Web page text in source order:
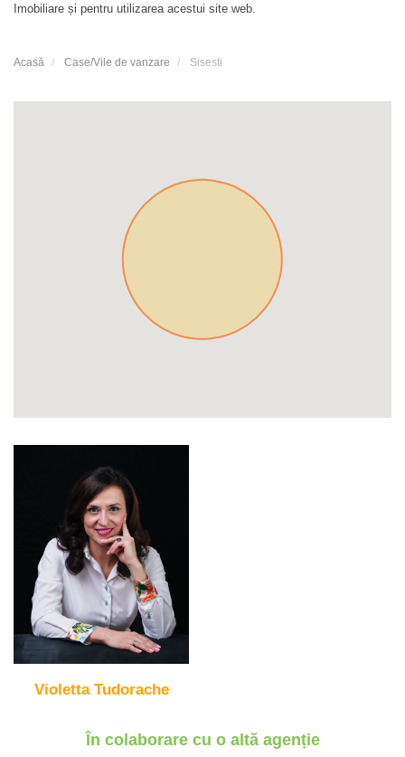
Imobiliare și pentru utilizarea acestui site web.
Acasă Case/Vile de vanzare Sisesti
Violetta Tudorache
În colaborare cu o altă agenție